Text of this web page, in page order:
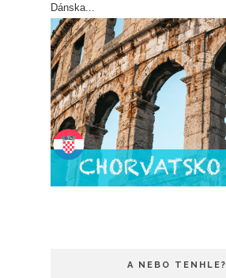
Dánska...
A NEBO TENHLE?